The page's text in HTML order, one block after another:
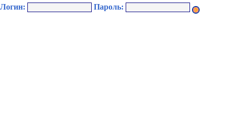
Логин: Пароль: